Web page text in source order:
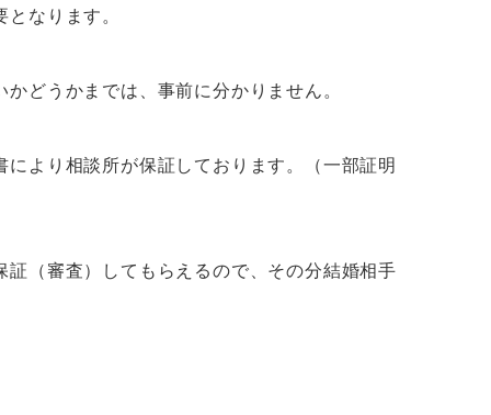
なります。
どうかまでは、事前に分かりません。
により相談所が保証 しております。（一部証明
（審査）してもらえるので、その分結婚相手